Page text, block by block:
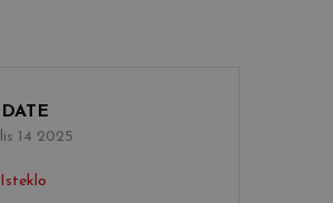
DATE
lis 14 2025
Isteklo